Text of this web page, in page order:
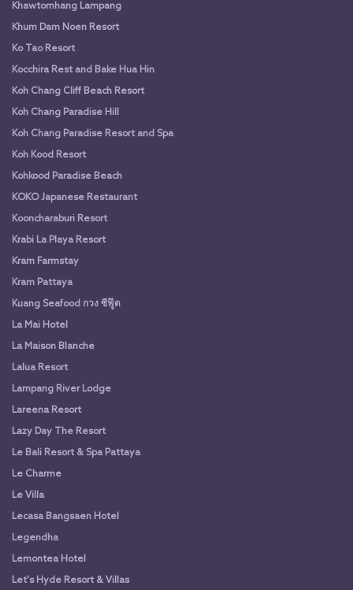
Khawtomhang Lampang
Khum Dam Noen Resort
Ko Tao Resort
Kocchira Rest and Bake Hua Hin
Koh Chang Cliff Beach Resort
Koh Chang Paradise Hill
Koh Chang Paradise Resort and Spa
Koh Kood Resort
Kohkood Paradise Beach
KOKO Japanese Restaurant
Kooncharaburi Resort
Krabi La Playa Resort
Kram Farmstay
Kram Pattaya
Kuang Seafood กวง ซีฟู๊ด
La Mai Hotel
La Maison Blanche
Lalua Resort
Lampang River Lodge
Lareena Resort
Lazy Day The Resort
Le Bali Resort & Spa Pattaya
Le Charme
Le Villa
Lecasa Bangsaen Hotel
Legendha
Lemontea Hotel
Let's Hyde Resort & Villas